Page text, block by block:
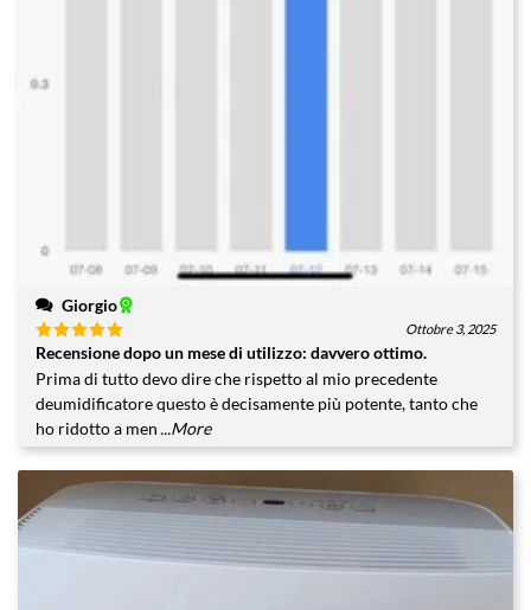
Giorgio
Valutato5
su 5
Ottobre 3, 2025
Recensione dopo un mese di utilizzo: davvero ottimo.
Prima di tutto devo dire che rispetto al mio precedente
deumidificatore questo è decisamente più potente, tanto che
ho ridotto a men ...More